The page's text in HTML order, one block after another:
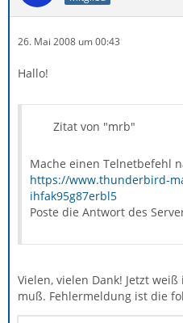
26. Mai 2008 um 00:43
Hallo!
Zitat von "mrb"
Mache einen Telnetbefehl
https://www.thunderbird-
ihfak95g87erbl5
Poste die Antwort des
Vielen, vielen Dank! Jetzt
muß. Fehlermeldung ist die